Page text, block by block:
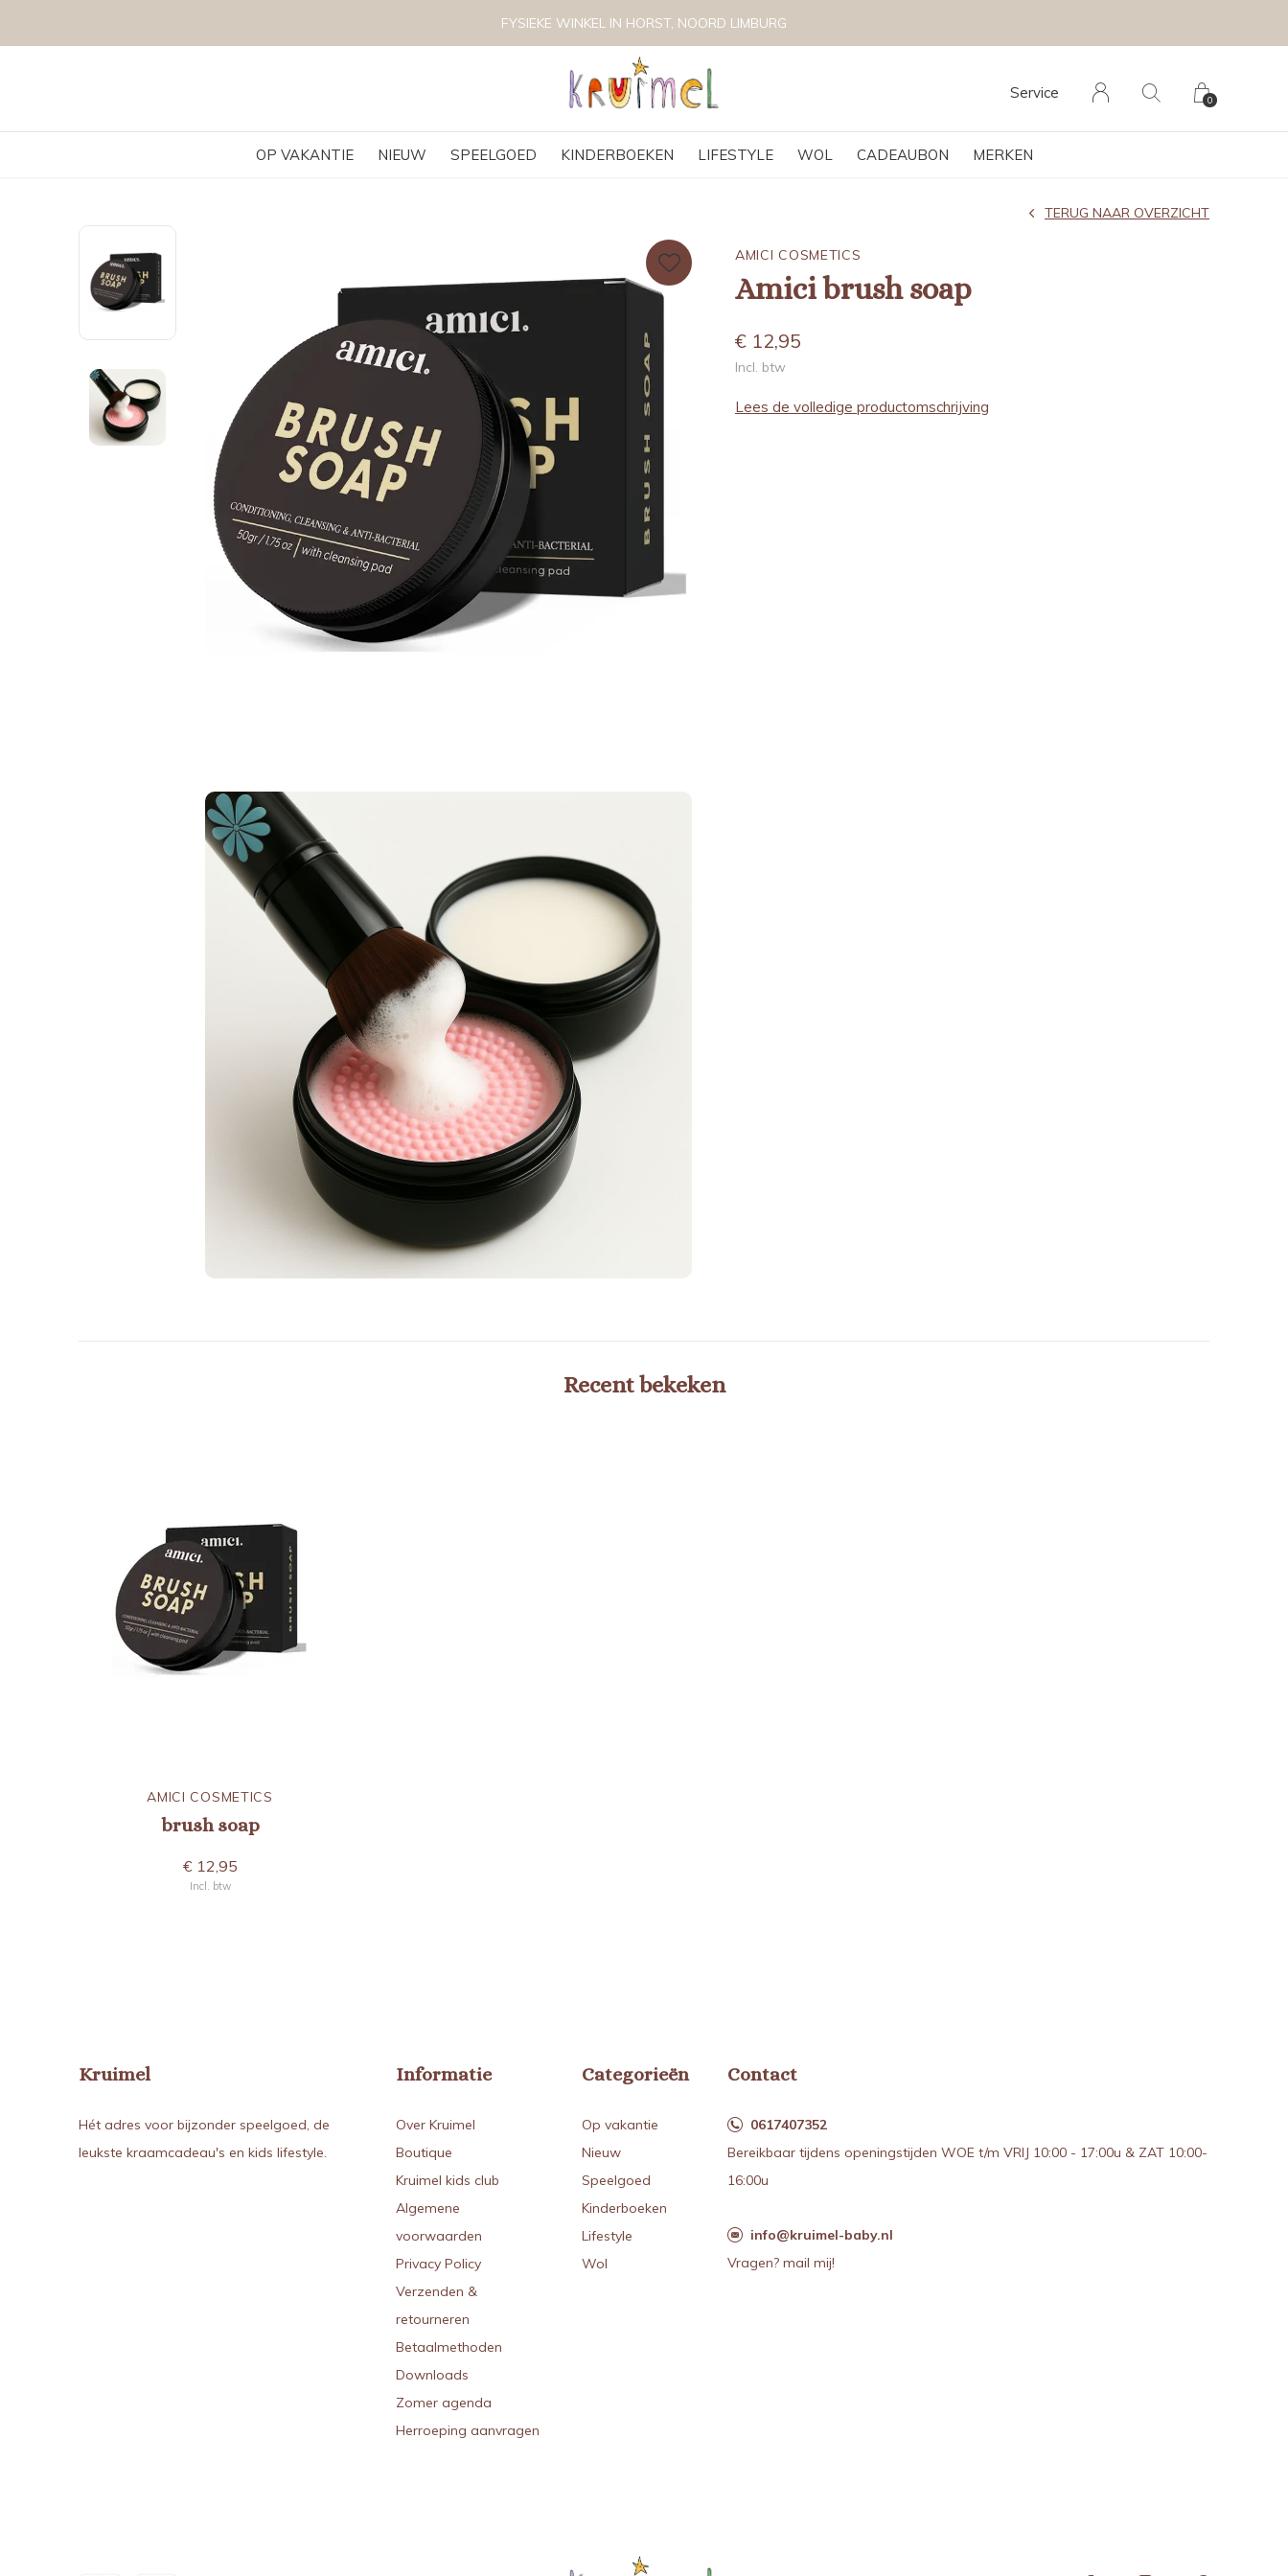
OP VAKANTIE NIEUW SPEELGOED KINDERBOEKEN LIFESTYLE WOL CADEAUBON MERKEN
Service 0
FYSIEKE WINKEL IN HORST, NOORD LIMBURG
AMICI COSMETICS
Amici brush soap
TERUG NAAR OVERZICHT
€ 12,95
Incl. btw
Lees de volledige productomschrijving
Recent bekeken
AMICI COSMETICS
brush soap
€ 12,95
Incl. btw
Kruimel
Hét adres voor bijzonder speelgoed, de
leukste kraamcadeau's en kids lifestyle.
Informatie
Over Kruimel
Boutique
Kruimel kids club
Algemene
voorwaarden
Privacy Policy
Verzenden &
retourneren
Betaalmethoden
Downloads
Zomer agenda
Herroeping aanvragen
Categorieën
Op vakantie
Nieuw
Speelgoed
Kinderboeken
Lifestyle
Wol
Contact
0617407352
Bereikbaar tijdens openingstijden WOE t/m VRIJ 10:00 - 17:00u & ZAT 10:00-
16:00u
info@kruimel-baby.nl
Vragen? mail mij!